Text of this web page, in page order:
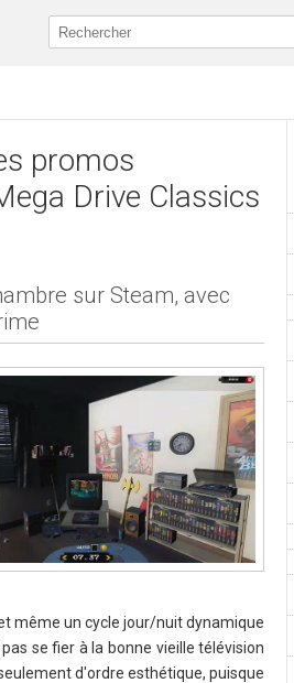
promos
Drive Classics
sur Steam, avec
même un cycle jour/nuit dynamique
se fier à la bonne vieille télévision
d'ordre esthétique, puisque